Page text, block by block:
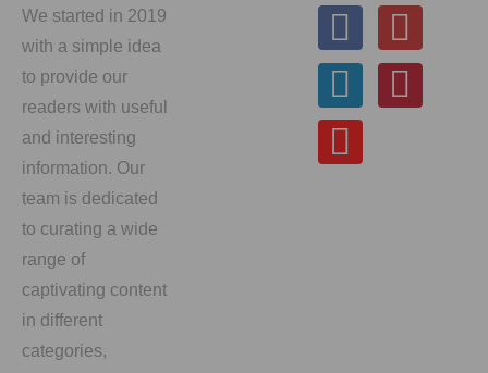
We started in 2019
with a simple idea
to provide our
readers with useful
and interesting
information. Our
team is dedicated
to curating a wide
range of
captivating content
in different
categories,